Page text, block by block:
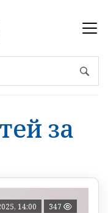
за
14:00 347